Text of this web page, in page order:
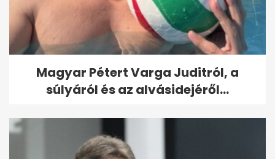
Magyar Pétert Varga Juditról, a
súlyáról és az alvásidejéről...